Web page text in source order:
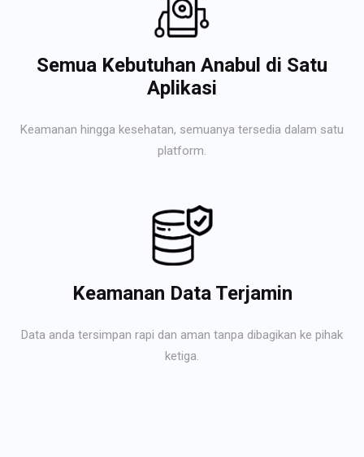
Semua Kebutuhan Anabul di Satu
Aplikasi
Keamanan hingga kesehatan, semuanya tersedia dalam satu
platform.
Keamanan Data Terjamin
Data anda tersimpan rapi dan aman tanpa dibagikan ke pihak
ketiga.